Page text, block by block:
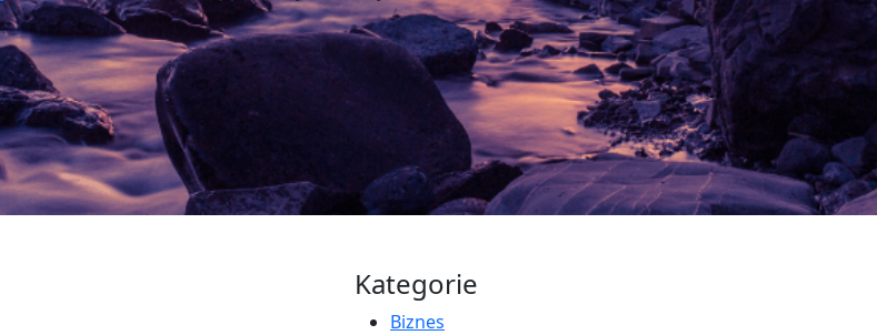
Kategorie
Biznes